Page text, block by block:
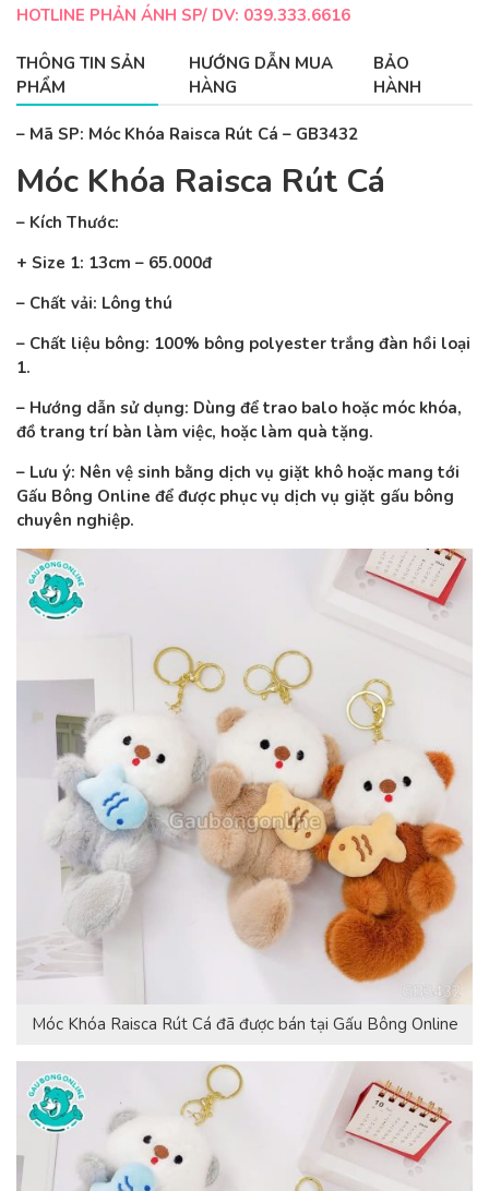
HOTLINE PHẢN ÁNH SP/ DV: 039.333.6616
THÔNG TIN SẢN
PHẨM
HƯỚNG DẪN MUA
HÀNG
BẢO
HÀNH
– Mã SP: Móc Khóa Raisca Rút Cá – GB3432
Móc Khóa Raisca Rút Cá
– Kích Thước:
+ Size 1: 13cm – 65.000đ
– Chất vải: Lông thú
– Chất liệu bông: 100% bông polyester trắng đàn hồi loại
1.
– Hướng dẫn sử dụng: Dùng để trao balo hoặc móc khóa,
đồ trang trí bàn làm việc, hoặc làm quà tặng.
– Lưu ý: Nên vệ sinh bằng dịch vụ giặt khô hoặc mang tới
Gấu Bông Online để được phục vụ dịch vụ giặt gấu bông
chuyên nghiệp.
Móc Khóa Raisca Rút Cá đã được bán tại Gấu Bông Online